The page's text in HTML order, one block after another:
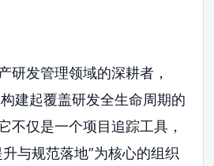
研发管理领域的深耕者，
建起覆盖研发全生命周期的
不仅是一个项目追踪工具，
与规范落地”为核心的组织